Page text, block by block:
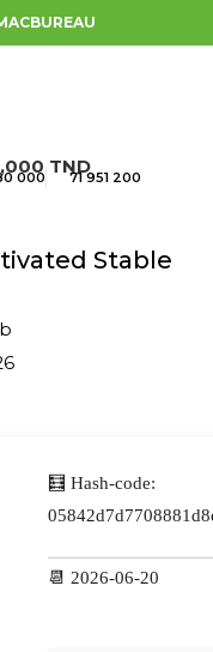
TND
000 71 951 200
Stable
🧮 Hash-code:
📆 2026-06-20